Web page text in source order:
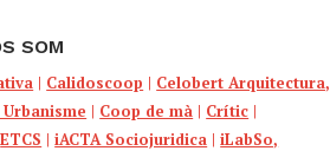
SOM
| Calidoscoop | Celobert Arquitectura,
| Coop de mà | Crític |
ETCS |iACTA Sociojuridica |iLabSo,